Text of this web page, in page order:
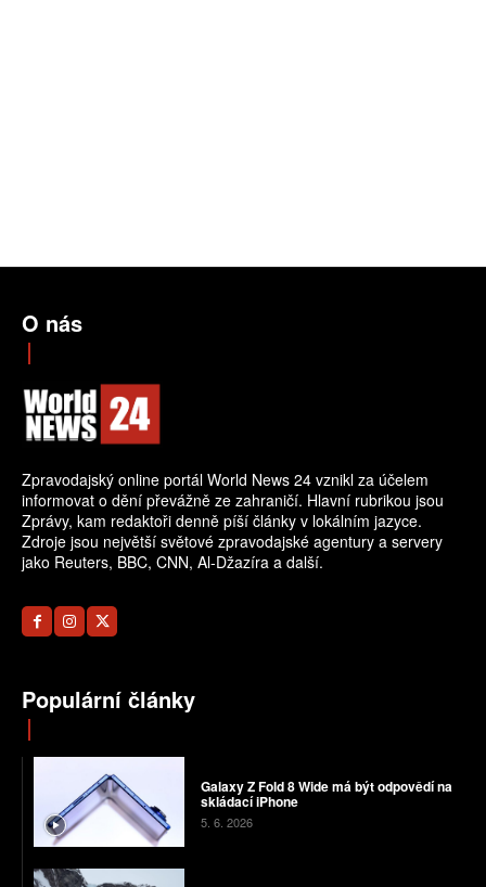
O nás
Zpravodajský online portál World News 24 vznikl za účelem
informovat o dění převážně ze zahraničí. Hlavní rubrikou jsou
Zprávy, kam redaktoři denně píší články v lokálním jazyce.
Zdroje jsou největší světové zpravodajské agentury a servery
jako Reuters, BBC, CNN, Al-Džazíra a další.
Populární články
Galaxy Z Fold 8 Wide má být odpovědí na
skládací iPhone
5. 6. 2026